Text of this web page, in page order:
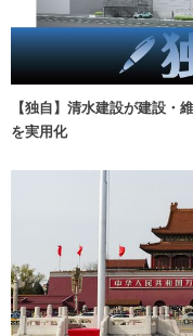
【独自】清水建設が建設・
を実用化